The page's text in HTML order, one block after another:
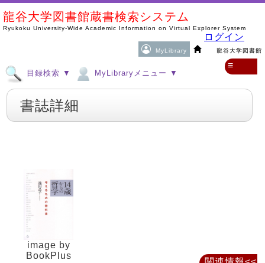
龍谷大学図書館蔵書検索システム
Ryukoku University-Wide Academic Information on Virtual Explorer System
MyLibrary 龍谷大学図書館
ログイン
目録検索 ▼ MyLibraryメニュー ▼
≡
書誌詳細
image by
BookPlus